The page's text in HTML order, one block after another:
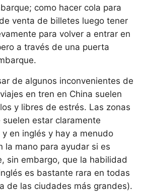
como hacer cola para
venta de billetes luego tener
para volver a entrar en
a través de una puerta
de algunos inconvenientes de
en tren en China suelen
y libres de estrés. Las zonas
estar claramente
en inglés y hay a menudo
la mano para ayudar si es
sin embargo, que la habilidad
es bastante rara en todas
de las ciudades más grandes).